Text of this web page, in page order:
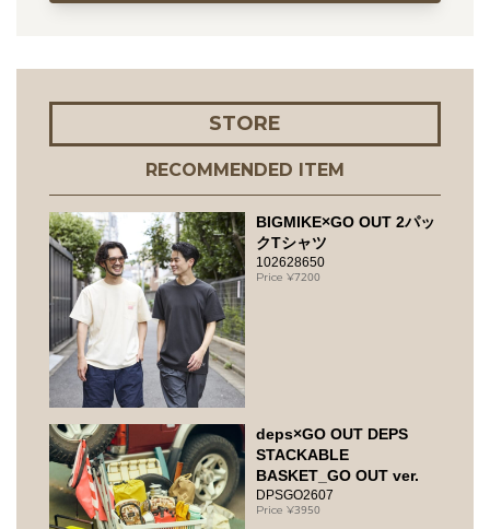
STORE
RECOMMENDED ITEM
BIGMIKE×GO OUT 2パッ
クTシャツ
102628650
7200
deps×GO OUT DEPS
STACKABLE
BASKET_GO OUT ver.
DPSGO2607
3950